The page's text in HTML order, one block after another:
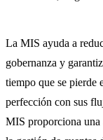
La MIS ayuda a
gobernanza y
tiempo que se pierde
perfección con sus
MIS proporciona una